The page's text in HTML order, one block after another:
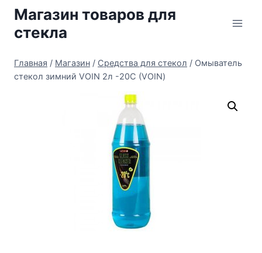
Перейти
содержимому
Магазин товаров для
стекла
Главная / Магазин / Средства для стекол / Омыватель
стекол зимний VOIN 2л -20С (VOIN)